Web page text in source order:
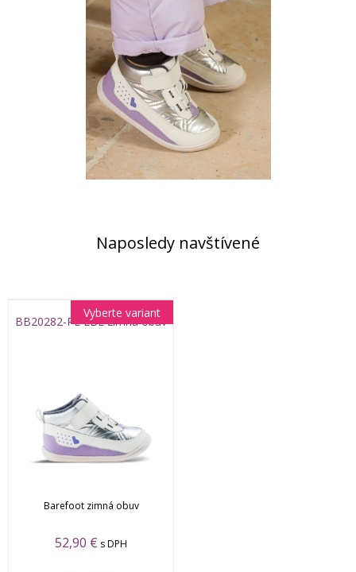
Naposledy navštívené
BB20282-PL LBL zimná obuv
Barefoot zimná obuv
52,90 € s DPH
Vyberte variant